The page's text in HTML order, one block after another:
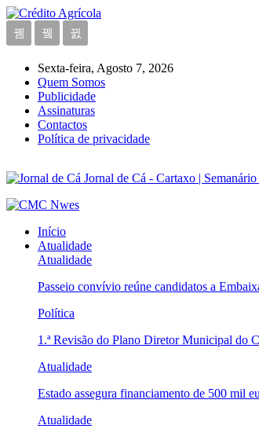
Sexta-feira, Agosto 7, 2026
Quem Somos
Publicidade
Assinaturas
Contactos
Política de privacidade
Jornal de Cá - Cartaxo |
Início
Atualidade
Atualidade
Passeio convívio reúne candidatos a
Política
1.ª Revisão do Plano Diretor Municipal do
Atualidade
Estado assegura financiamento de 500 mil
Atualidade